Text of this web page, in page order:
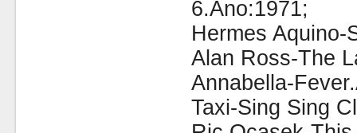
6.Ano:1971;
Hermes Aquino-
Alan Ross-The
Annabella-
Taxi-Sing Sing